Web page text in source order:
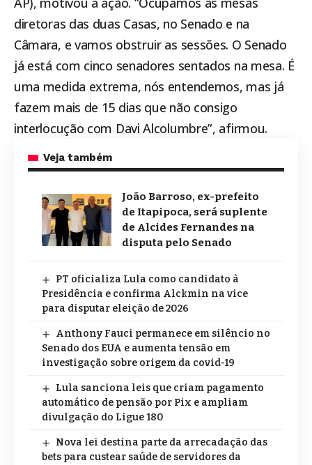
diretoras das duas Casas, no Senado e na
Câmara, e vamos obstruir as sessões. O Senado
já está com cinco senadores sentados na mesa. É
uma medida extrema, nós entendemos, mas já
fazem mais de 15 dias que não consigo
interlocução com Davi Alcolumbre”, afirmou.
Veja também
João Barroso, ex-prefeito
de Itapipoca, será suplente
de Alcides Fernandes na
disputa pelo Senado
PT oficializa Lula como candidato à
Presidência e confirma Alckmin na vice
para disputar eleição de 2026
Anthony Fauci permanece em silêncio no
Senado dos EUA e aumenta tensão em
investigação sobre origem da covid-19
Lula sanciona leis que criam pagamento
automático de pensão por Pix e ampliam
divulgação do Ligue 180
Nova lei destina parte da arrecadação das
bets para custear saúde de servidores da